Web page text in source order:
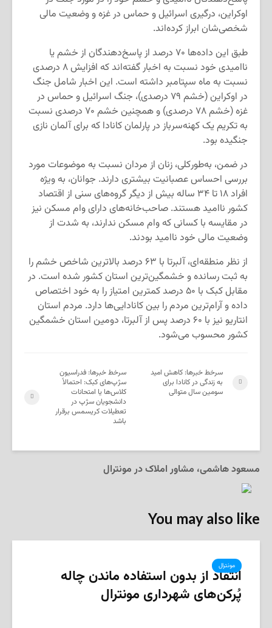
اوکراین، درگیری اسرائیل و حماس در غزه و وضعیت مالی
شخصی‌شان ابراز کرده‌اند.
طبق این داده‌ها ۷۰ درصد از پاسخ‌دهندگان از خشم یا
ناامیدی خود نسبت به اخبار گفته‌اند که افزایش ۸ درصدی
نسبت به ماه سپتامبر داشته است. این اخبار شامل جنگ
در اوکراین (خشم ۷۹ درصدی)، جنگ اسرائیل و حماس در
غزه (خشم ۷۸ درصدی) و همچنین خشم ۷۰ درصدی نسبت
به تکریم یک کهنه‌سرباز در پارلمان کانادا که برای آلمان نازی
جنگیده بود.
در ضمن، به‌طور‌کلی، زنان از مردان نسبت به موضوعات مورد
بررسی احساس عصبانیت بیشتری دارند. جوانان، به ویژه
افراد ۱۸ تا ۳۴ ساله بیش از دیگر گروه‌های سنی از اقتصاد
کشور ناامید هستند. صاحب‌خانه‌های دارای وام مسکن نیز
در مقایسه با کسانی که وام مسکن ندارند، به شدت از
وضعیت مالی خود ناامید بودند.
از نظر منطقه‌ای، آلبرتا با ۶۳ درصد بالاترین شاخص خشم را
به ثبت رسانده و خشمگین‌ترین استان کشور شده است. در
مقابل کبک با ۵۰ درصد کمترین امتیاز را به خود اختصاص
داده و آرام‌ترین مردم را بین کانادایی‌ها دارد. مردم استان
انتاریو نیز با ۶۰ درصد پس از آلبرتا، دومین استان خشمگین
کشور محسوب می‌شود.
سرخط خبرها: فدراسیون
سژپ‌های کبک: احتمالاً
کلاس‌ها یا امتحانات
دانشجویان سژپ در
تعطیلات کریسمس برقرار
باشد
سرخط خبرها: کاهش امید
به زندگی در کانادا برای
سومین سال متوالی
مسعود هاشمی، مشاور املاک در مونترال
You may also like
مونترال
انتقاد از بدون استفاده ماندن چاله‌
پُرکن‌های شهرداری مونترال